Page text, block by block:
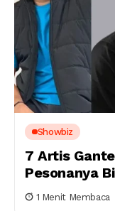
Showbiz
7 Artis
Pesonanya
1 Menit Membaca